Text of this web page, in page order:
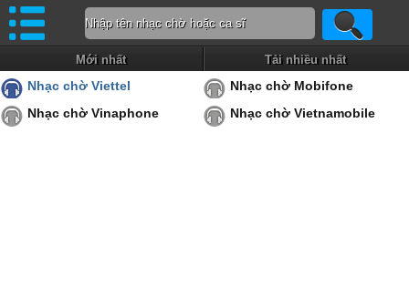
Mới nhất Tải nhiều nhất
Nhạc chờ Viettel
Nhạc chờ Mobifone
Nhạc chờ Vinaphone
Nhạc chờ Vietnamobile